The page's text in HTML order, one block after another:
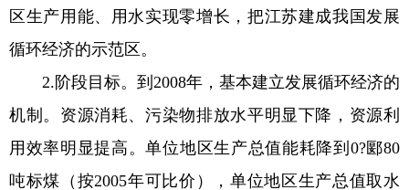
区生产用能、用水实现零增长，把江苏建成我国发展
循环经济的示范区。
2.阶段目标。到2008年，基本建立发展循环经济的
机制。资源消耗、污染物排放水平明显下降，资源利
用效率明显提高。单位地区生产总值能耗降到0?郾80
吨标煤（按2005年可比价），单位地区生产总值取水